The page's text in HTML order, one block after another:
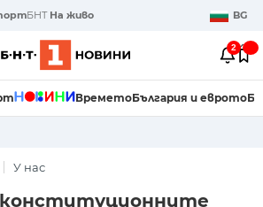
БНТ На живо BG
2
ВреметоБългария и еврото
У нас